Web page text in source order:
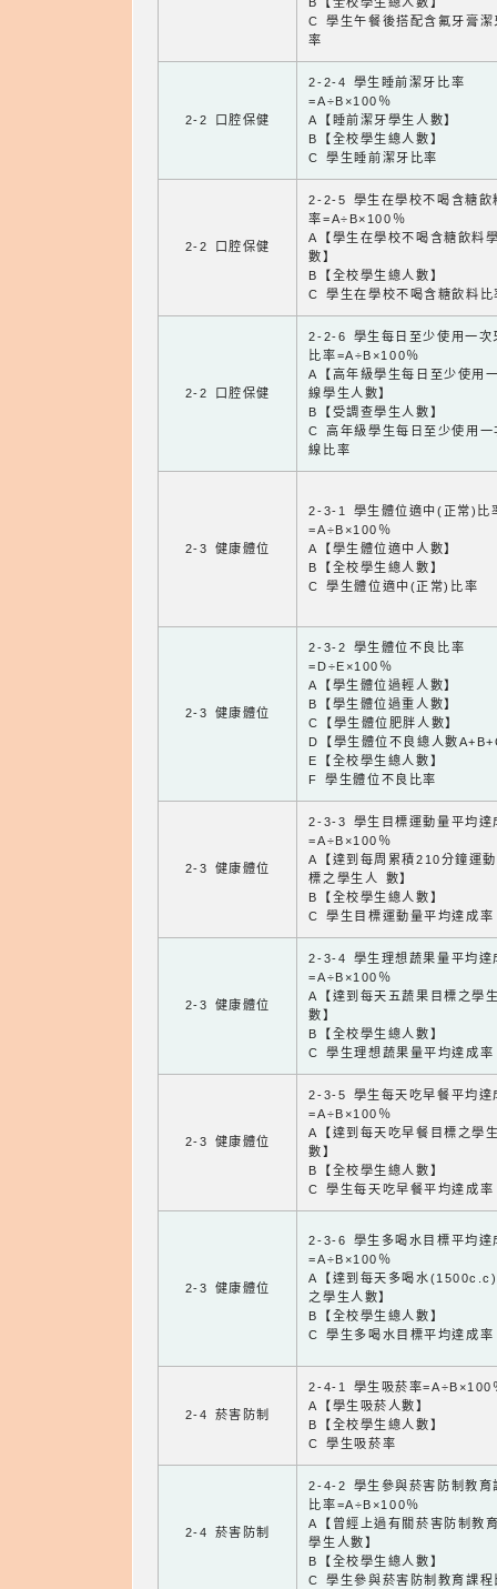
C 學生午餐後搭配含氟牙膏潔
率
2-2 口腔保健
2-2-4 學生睡前潔牙比率
=A÷B×100％
A【睡前潔牙學生人數】
B【全校學生總人數】
C 學生睡前潔牙比率
2-2 口腔保健
2-2-5 學生在學校不喝含糖飲
率=A÷B×100％
A【學生在學校不喝含糖飲料
數】
B【全校學生總人數】
C 學生在學校不喝含糖飲料比
2-2 口腔保健
2-2-6 學生每日至少使用一次
比率=A÷B×100％
A【高年級學生每日至少使用
線學生人數】
B【受調查學生人數】
C 高年級學生每日至少使用一
線比率
2-3 健康體位
2-3-1 學生體位適中(正常)比
=A÷B×100％
A【學生體位適中人數】
B【全校學生總人數】
C 學生體位適中(正常)比率
2-3 健康體位
2-3-2 學生體位不良比率
=D÷E×100％
A【學生體位過輕人數】
B【學生體位過重人數】
C【學生體位肥胖人數】
D【學生體位不良總人數
E【全校學生總人數】
F 學生體位不良比率
2-3 健康體位
2-3-3 學生目標運動量平均達
=A÷B×100％
A【達到每周累積210分鐘運
標之學生人 數】
B【全校學生總人數】
C 學生目標運動量平均達成率
2-3 健康體位
2-3-4 學生理想蔬果量平均達
=A÷B×100％
A【達到每天五蔬果目標之學
數】
B【全校學生總人數】
C 學生理想蔬果量平均達成率
2-3 健康體位
2-3-5 學生每天吃早餐平均達
=A÷B×100％
A【達到每天吃早餐目標之學
數】
B【全校學生總人數】
C 學生每天吃早餐平均達成率
2-3 健康體位
2-3-6 學生多喝水目標平均達
=A÷B×100％
A【達到每天多喝水
之學生人數】
B【全校學生總人數】
C 學生多喝水目標平均達成率
2-4 菸害防制
2-4-1 學生吸菸率=A÷B×100
A【學生吸菸人數】
B【全校學生總人數】
C 學生吸菸率
2-4 菸害防制
2-4-2 學生參與菸害防制教育
比率=A÷B×100％
A【曾經上過有關菸害防制教
學生人數】
B【全校學生總人數】
C 學生參與菸害防制教育課程